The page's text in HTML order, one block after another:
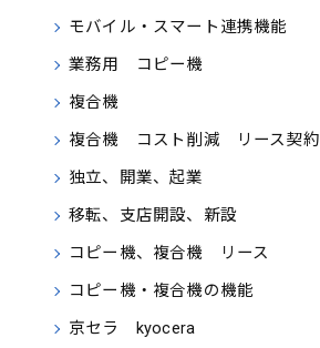
モバイル・スマート連携機能
業務用 コピー機
複合機
複合機 コスト削減 リース契約
独立、開業、起業
移転、支店開設、新設
コピー機、複合機 リース
コピー機・複合機の機能
京セラ kyocera